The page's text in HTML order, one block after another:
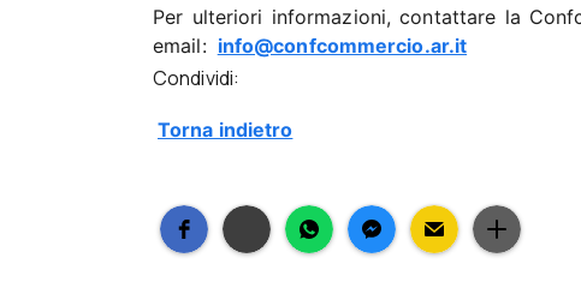
Per ulteriori informazioni, contattare la
email: info@confcommercio.ar.it
Condividi:
Torna indietro